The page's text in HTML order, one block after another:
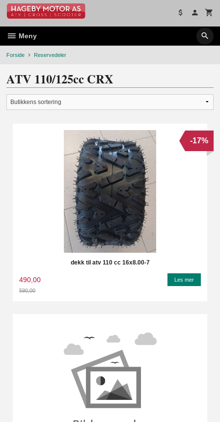
Gå
innholdet
Meny
Forside Reservedeler
ATV 110/125cc CRX
dekk til atv 110 cc 16x8.00-7
490,00
590,00
-17%
Les mer